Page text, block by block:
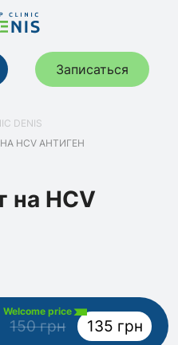
Записаться
DENIS
HCV АНТИГЕН
на HCV
Welcome price
150 грн 135 грн